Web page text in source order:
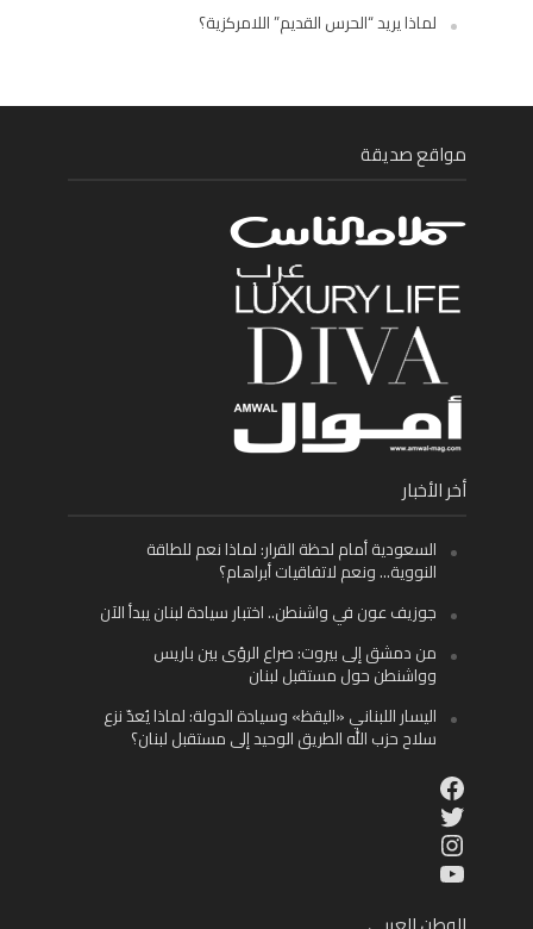
لماذا يريد “الحرس القديم” اللامركزية؟
مواقع صديقة
أخر الأخبار
السعودية أمام لحظة القرار: لماذا نعم للطاقة
النووية… ونعم لاتفاقيات أبراهام؟
جوزيف عون في واشنطن.. اختبار سيادة لبنان يبدأ الآن
من دمشق إلى بيروت: صراع الرؤى بين باريس
وواشنطن حول مستقبل لبنان
اليسار اللبناني «اليقظ» وسيادة الدولة: لماذا يُعدّ نزع
سلاح حزب الله الطريق الوحيد إلى مستقبل لبنان؟
Facebook
Twitter
Instagram
YouTube